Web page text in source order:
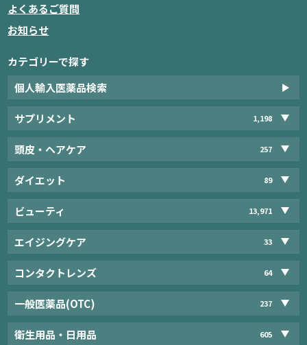
よくあるご質問
お知らせ
カテゴリーで探す
個人輸入医薬品検索
サプリメント 1,198
頭皮・ヘアケア 257
ダイエット 89
ビューティ 13,971
エイジングケア 33
コンタクトレンズ 64
一般医薬品(OTC) 237
衛生用品・日用品 605